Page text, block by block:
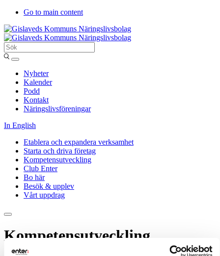
Go to main content
Sök
Entergislaved
Nyheter
Kalender
Podd
Kontakt
Näringslivsföreningar
In English
Etablera och expandera verksamhet
Starta och driva företag
Kompetensutveckling
Club Enter
Bo här
Besök & upplev
Vårt uppdrag
Kompetensutveckling